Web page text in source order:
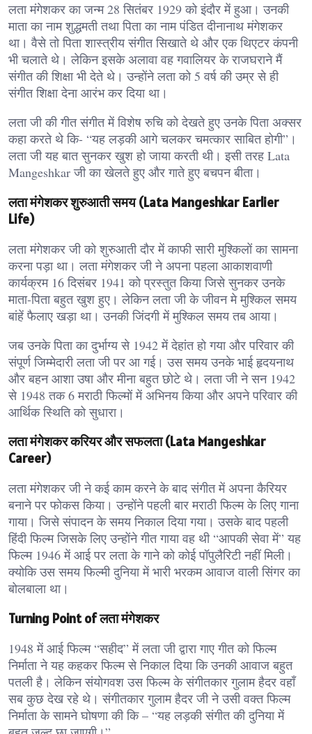
लता मंगेशकर का जन्म 28 सितंबर 1929 को इंदौर में हुआ। उनकी
माता का नाम शुद्धमती तथा पिता का नाम पंडित दीनानाथ मंगेशकर
था। वैसे तो पिता शास्त्रीय संगीत सिखाते थे और एक थिएटर कंपनी
भी चलाते थे। लेकिन इसके अलावा वह गवालियर के राजघराने मैं
संगीत की शिक्षा भी देते थे। उन्होंने लता को 5 वर्ष की उम्र से ही
संगीत शिक्षा देना आरंभ कर दिया था।
लता जी की गीत संगीत में विशेष रुचि को देखते हुए उनके पिता अक्सर
कहा करते थे कि- “यह लड़की आगे चलकर चमत्कार साबित होगी”।
लता जी यह बात सुनकर खुश हो जाया करती थी। इसी तरह Lata
Mangeshkar जी का खेलते हुए और गाते हुए बचपन बीता।
लता मंगेशकर शुरुआती समय (Lata Mangeshkar Earlier
Life)
लता मंगेशकर जी को शुरुआती दौर में काफी सारी मुश्किलों का सामना
करना पड़ा था। लता मंगेशकर जी ने अपना पहला आकाशवाणी
कार्यक्रम 16 दिसंबर 1941 को प्रस्तुत किया जिसे सुनकर उनके
माता-पिता बहुत खुश हुए। लेकिन लता जी के जीवन मे मुश्किल समय
बांहें फैलाए खड़ा था। उनकी जिंदगी में मुश्किल समय तब आया।
जब उनके पिता का दुर्भाग्य से 1942 में देहांत हो गया और परिवार की
संपूर्ण जिम्मेदारी लता जी पर आ गई। उस समय उनके भाई हृदयनाथ
और बहन आशा उषा और मीना बहुत छोटे थे। लता जी ने सन 1942
से 1948 तक 6 मराठी फिल्मों में अभिनय किया और अपने परिवार की
आर्थिक स्थिति को सुधारा।
लता मंगेशकर करियर और सफलता (Lata Mangeshkar
Career)
लता मंगेशकर जी ने कई काम करने के बाद संगीत में अपना कैरियर
बनाने पर फोकस किया। उन्होंने पहली बार मराठी फिल्म के लिए गाना
गाया। जिसे संपादन के समय निकाल दिया गया। उसके बाद पहली
हिंदी फिल्म जिसके लिए उन्होंने गीत गाया वह थी “आपकी सेवा में” यह
फिल्म 1946 में आई पर लता के गाने को कोई पॉपुलैरिटी नहीं मिली।
क्योकि उस समय फिल्मी दुनिया में भारी भरकम आवाज वाली सिंगर का
बोलबाला था।
Turning Point of लता मंगेशकर
1948 में आई फिल्म “सहीद” में लता जी द्वारा गाए गीत को फिल्म
निर्माता ने यह कहकर फिल्म से निकाल दिया कि उनकी आवाज बहुत
पतली है। लेकिन संयोगवश उस फिल्म के संगीतकार गुलाम हैदर वहाँ
सब कुछ देख रहे थे। संगीतकार गुलाम हैदर जी ने उसी वक्त फिल्म
निर्माता के सामने घोषणा की कि – “यह लड़की संगीत की दुनिया में